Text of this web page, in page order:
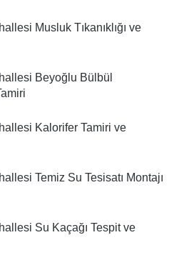
Musluk Tıkanıklığı ve
Beyoğlu Bülbül
Kalorifer Tamiri ve
Temiz Su Tesisatı Montajı
Su Kaçağı Tespit ve